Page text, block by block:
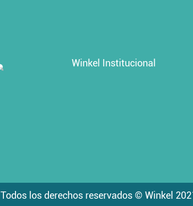
Winkel Institucional
Todos los derechos reservados © Winkel